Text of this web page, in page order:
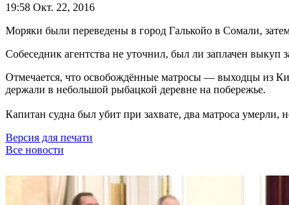
19:58 Окт. 22, 2016
Моряки были переведены в город Галькойо в Сомали,
Собеседник агентства не уточнил, был ли заплачен выкуп
Отмечается, что освобождённые матросы — выходцы из
держали в небольшой рыбацкой деревне на побережье.
Капитан судна был убит при захвате, два матроса умерли,
Версия для печати
Все новости